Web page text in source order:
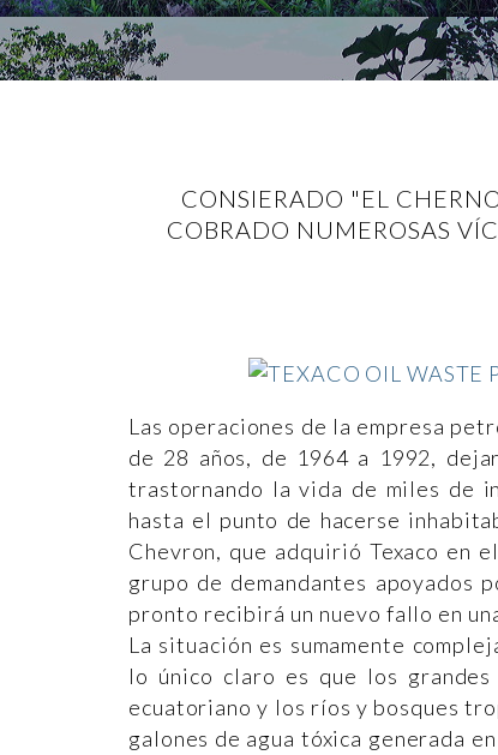
CONSIERADO "EL
COBRADO NUMEROSAS
Las operaciones de la empresa
de 28 años, de 1964 a 1992,
trastornando la vida de miles de
hasta el punto de hacerse
Chevron, que adquirió Texaco en
grupo de demandantes apoyados
pronto recibirá un nuevo fallo en
La situación es sumamente
lo único claro es que los grandes
ecuatoriano y los ríos y bosques
galones de agua tóxica generada